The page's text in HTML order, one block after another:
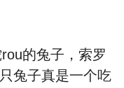
的兔子，索罗
兔子真是一个吃